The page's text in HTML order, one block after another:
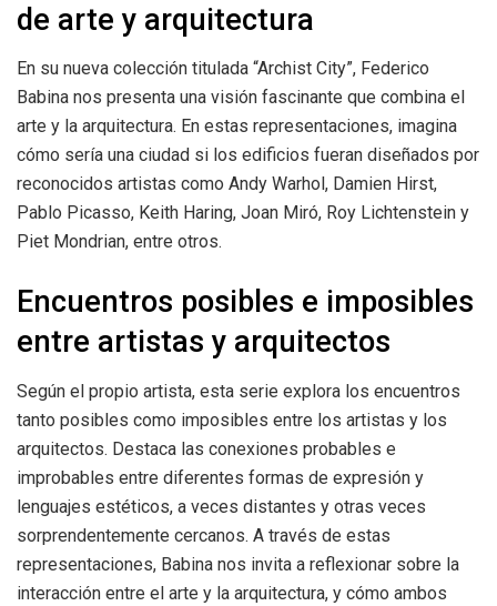
de arte y arquitectura
En su nueva colección titulada “Archist City”, Federico
Babina nos presenta una visión fascinante que combina el
arte y la arquitectura. En estas representaciones, imagina
cómo sería una ciudad si los edificios fueran diseñados por
reconocidos artistas como Andy Warhol, Damien Hirst,
Pablo Picasso, Keith Haring, Joan Miró, Roy Lichtenstein y
Piet Mondrian, entre otros.
Encuentros posibles e imposibles
entre artistas y arquitectos
Según el propio artista, esta serie explora los encuentros
tanto posibles como imposibles entre los artistas y los
arquitectos. Destaca las conexiones probables e
improbables entre diferentes formas de expresión y
lenguajes estéticos, a veces distantes y otras veces
sorprendentemente cercanos. A través de estas
representaciones, Babina nos invita a reflexionar sobre la
interacción entre el arte y la arquitectura, y cómo ambos